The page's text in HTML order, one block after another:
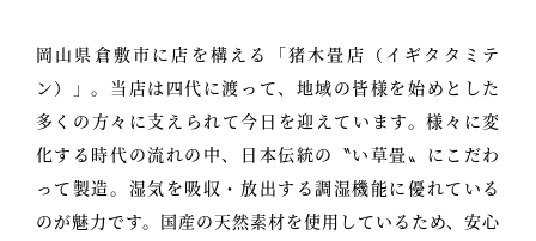
岡山県倉敷市に店を構える「猪木畳店（イギタタミテ
ン）」。 当店は四代に渡って、地域の皆様を始めとした
多くの方々に支えられて今日を迎えています。様々に変
化する時代の流れの中、
日本伝統の〝い草畳〟にこだわ
って製造。 湿気を吸収・放出する調湿機能に優れている
のが魅力です。 国産の天然素材を使用しているため、安心